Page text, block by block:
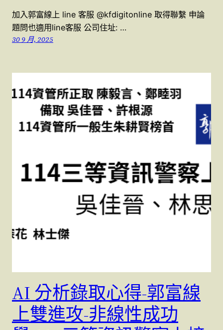
加入郭富線上 line 客服 @kfdigitonline 取得聯繫 申論
題問也適用line客服 公司住址: …
30 9 月, 2025
AI 分析錄取心得-郭富線
上雙進攻-非線性成功